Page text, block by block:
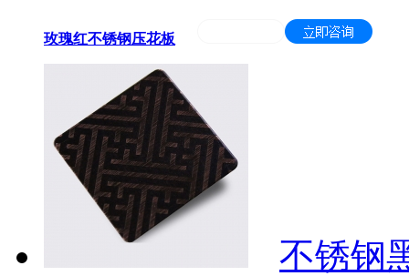
玫瑰红不锈钢压花板
不锈钢